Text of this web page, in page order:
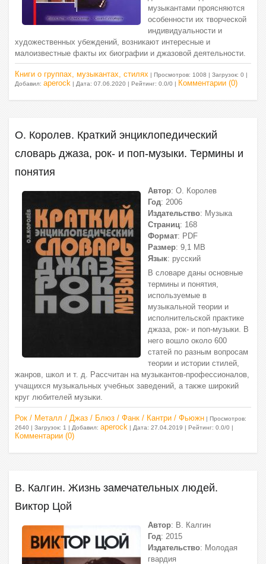
музыкантами проясняются
особенности их творческой
индивидуальности и
художественных убеждений, возникают интересные и
малоизвестные факты их биографии и джазовой деятельности.
Книги о группах, музыкантах, стилях | Просмотров: 1008 | Загрузок: 0 |
Добавил: aperock | Дата: 07.06.2020 | Рейтинг: 0.0/0 | Комментарии (0)
О. Королев. Краткий энциклопедический
словарь джаза, рок- и поп-музыки. Термины и
понятия
Автор: О. Королев
Год: 2006
Издательство: Музыка
Страниц: 168
Формат: PDF
Размер: 9,1 МВ
Язык: русский
В словаре даны основные
термины и понятия,
используемые в
музыкальной теории и
исполнительской практике
джаза, рок- и поп-музыки. В
него вошло около 600
статей по разным вопросам
теории и истории стилей,
жанров, школ и т. д. Рассчитан на музыкантов-профессионалов,
учащихся музыкальных учебных заведений, а также широкий
круг любителей музыки.
Рок / Металл / Джаз / Блюз / Фанк / Кантри / Фьюжн | Просмотров:
2640 | Загрузок: 1 | Добавил: aperock | Дата: 27.04.2019 | Рейтинг: 0.0/0 |
Комментарии (0)
В. Калгин. Жизнь замечательных людей.
Виктор Цой
Автор: В. Калгин
Год: 2015
Издательство: Молодая
гвардия